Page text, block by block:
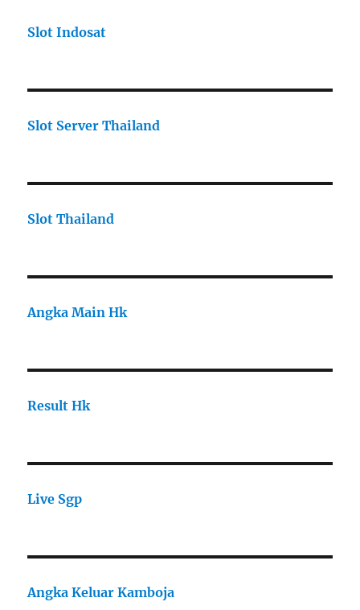
Slot Indosat
Slot Server Thailand
Slot Thailand
Angka Main Hk
Result Hk
Live Sgp
Angka Keluar Kamboja